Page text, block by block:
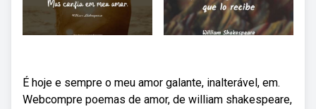
É hoje e sempre o meu amor galante, inalterável, em.
Webcompre poemas de amor, de william shakespeare,